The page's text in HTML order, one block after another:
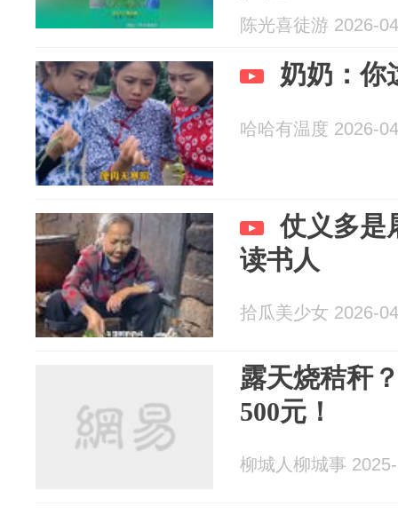
陈光喜徒游 2026-
奶奶：你
哈哈有温度 2026-
仗义多是
读书人
拾瓜美少女 2026-
露天烧秸秆
500元！
柳城人柳城事